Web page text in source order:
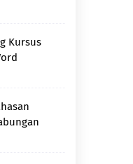
Kursus